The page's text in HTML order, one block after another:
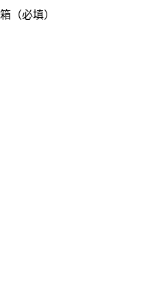
（必填）